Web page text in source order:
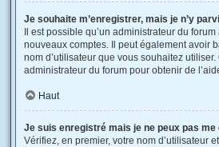
Je souhaite m’enregistrer, mais je n’y
Il est possible qu’un administrateur du
nouveaux comptes. Il peut également avoir
nom d’utilisateur que vous souhaitez utiliser.
administrateur du forum pour obtenir de
Haut
Je suis enregistré mais je ne peux pas me
Vérifiez, en premier, votre nom d’utilisateur